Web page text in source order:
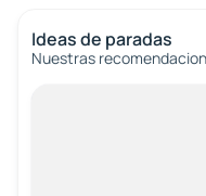
Ideas de paradas
Nuestras